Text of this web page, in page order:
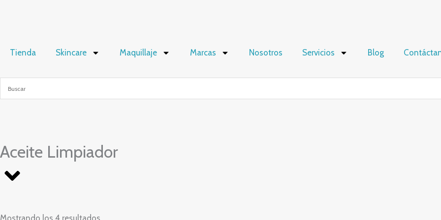
Tienda
Skincare Maquillaje Marcas Nosotros Servicios Blog
Aceite Limpiador
Mostrando los 4 resultados